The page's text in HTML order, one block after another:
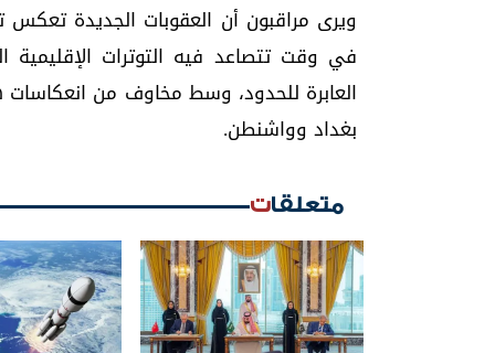
ويرى مراقبون أن العقوبات الجديدة تعكس
في وقت تتصاعد فيه التوترات الإقليمية
العابرة للحدود، وسط مخاوف من انعكاسات
بغداد وواشنطن.
متعلقات